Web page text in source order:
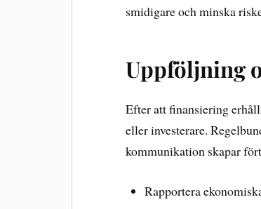
smidigare och minska
Uppföljning
Efter att finansiering
eller investerare.
kommunikation skapar
Rapportera